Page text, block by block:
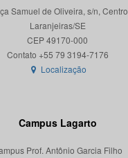
Samuel de Oliveira, s/n, Centro
Laranjeiras/SE
CEP 49170-000
Localização
Campus Lagarto
Prof. Antônio Garcia Filho